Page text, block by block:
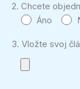
2. Chcete
Áno
3. Vložte svoj